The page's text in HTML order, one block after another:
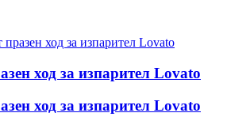
ход за изпарител Lovato
ход за изпарител Lovato